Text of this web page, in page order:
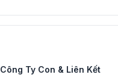
Công Ty Con & Liên Kết